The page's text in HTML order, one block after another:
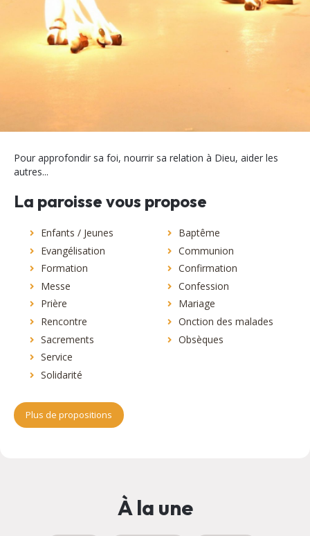
Pour approfondir sa foi, nourrir sa relation à Dieu, aider les
autres...
La paroisse vous propose
Enfants / Jeunes
Evangélisation
Formation
Messe
Prière
Rencontre
Sacrements
Service
Solidarité
Baptême
Communion
Confirmation
Confession
Mariage
Onction des malades
Obsèques
Plus de propositions
À la une